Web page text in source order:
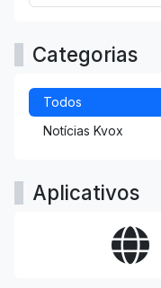
Categorias
Todos
Notícias Kvox
Aplicativos